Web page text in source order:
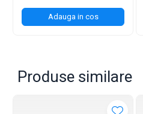
Adauga in cos
Produse similare